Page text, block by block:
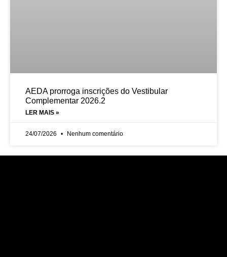
AEDA prorroga inscrições do Vestibular
Complementar 2026.2
LER MAIS »
24/07/2026 Nenhum comentário